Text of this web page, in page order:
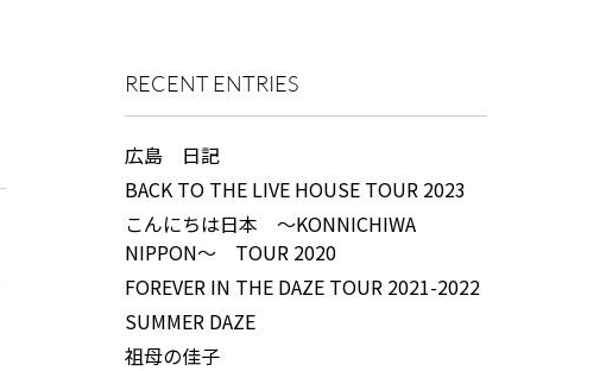
RECENT ENTRIES
広島 日記
BACK TO THE LIVE HOUSE TOUR 2023
こんにちは日本 ～KONNICHIWA
NIPPON～ TOUR 2020
FOREVER IN THE DAZE TOUR 2021-2022
SUMMER DAZE
祖母の佳子